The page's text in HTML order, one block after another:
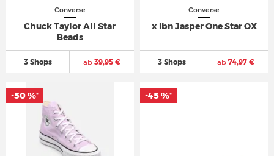
Converse
Chuck Taylor All Star
Beads
3 Shops ab39,95 €
Converse
x Ibn Jasper One Star OX
3 Shops ab 74,97 €
-50 %* -45 %*